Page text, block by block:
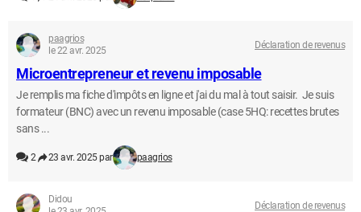
paagrios
le 22 avr. 2025
Déclaration de revenus
Microentrepreneur et revenu imposable
Je remplis ma fiche d'impôts en ligne et j'ai du mal à tout saisir. Je suis
formateur (BNC) avec un revenu imposable (case 5HQ: recettes brutes
sans ...
2 23 avr. 2025 par paagrios
Didou
Déclaration de revenus